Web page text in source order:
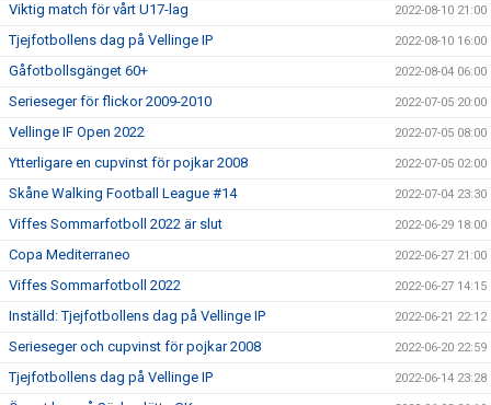
Viktig match för vårt U17-lag 2022-08-10 21:00
Tjejfotbollens dag på Vellinge IP 2022-08-10 16:00
Gåfotbollsgänget 60+ 2022-08-04 06:00
Serieseger för flickor 2009-2010 2022-07-05 20:00
Vellinge IF Open 2022 2022-07-05 08:00
Ytterligare en cupvinst för pojkar 2008 2022-07-05 02:00
Skåne Walking Football League #14 2022-07-04 23:30
Viffes Sommarfotboll 2022 är slut 2022-06-29 18:00
Copa Mediterraneo 2022-06-27 21:00
Viffes Sommarfotboll 2022 2022-06-27 14:15
Inställd: Tjejfotbollens dag på Vellinge IP 2022-06-21 22:12
Serieseger och cupvinst för pojkar 2008 2022-06-20 22:59
Tjejfotbollens dag på Vellinge IP 2022-06-14 23:28